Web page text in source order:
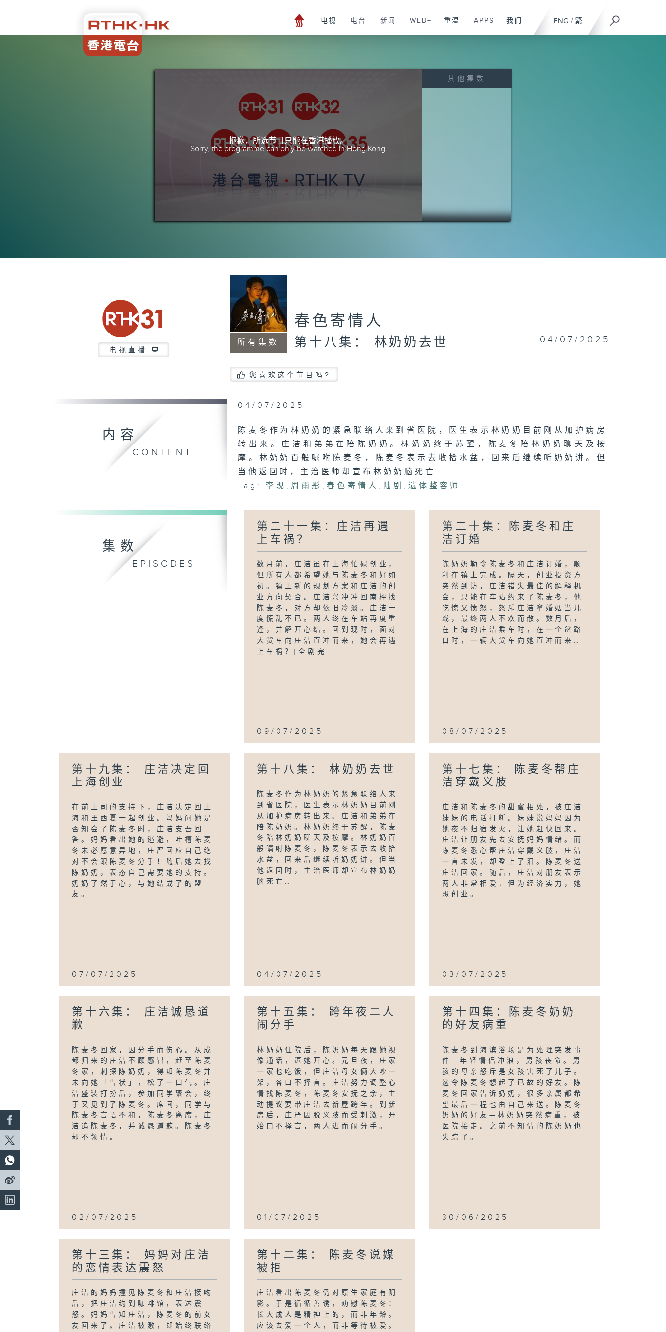
ENG / 繁
电视 电台 新闻 WEB+ 重温 APPS 我们
抱歉，所选节目只能在香港播放。
Sorry, the programme can only be watched in Hong Kong.
其他集数
电视直播
所有集数
春色寄情人
第十八集： 林奶奶去世 04/07/2025
您喜欢这个节目吗?
内容
CONTENT
04/07/2025
陈麦冬作为林奶奶的紧急联络人来到省医院，医生表示林奶奶目前刚从加护病房
转出来。庄洁和弟弟在陪陈奶奶。林奶奶终于苏醒，陈麦冬陪林奶奶聊天及按
摩。林奶奶百般嘱咐陈麦冬，陈麦冬表示去收拾水盆，回来后继续听奶奶讲。但
当他返回时，主治医师却宣布林奶奶脑死亡…
Tag:
李现 , 周雨彤 ,春色寄情人 , 陆剧 ,遗体整容师
集数
EPISODES
第二十一集：庄洁再遇
上车祸？
数月前，庄洁虽在上海忙碌创业，
但所有人都希望她与陈麦冬和好如
初。镇上新的规划方案和庄洁的创
业方向契合。庄洁兴冲冲回南枰找
陈麦冬，对方却依旧冷淡。庄洁一
度慌乱不已。两人终在车站再度重
逢，并解开心结。回到现时，面对
大货车向庄洁直冲而来，她会再遇
上车祸？[全剧完]
09/07/2025
第二十集：陈麦冬和庄
洁订婚
陈奶奶勒令陈麦冬和庄洁订婚，顺
利在镇上完成。隔天，创业投资方
突然到访，庄洁错失最佳的解释机
会，只能在车站约来了陈麦冬，他
吃惊又愤怒，怒斥庄洁拿婚姻当儿
戏，最终两人不欢而散。数月后，
在上海的庄洁乘车时，在一个岔路
口时，一辆大货车向她直冲而来…
08/07/2025
第十九集： 庄洁决定回
上海创业
在前上司的支持下，庄洁决定回上
海和王西夏一起创业。妈妈问她是
否知会了陈麦冬时，庄洁支吾回
答。妈妈看出她的逃避，吐槽陈麦
冬未必愿意异地，庄严回应自己绝
对不会跟陈麦冬分手！随后她去找
陈奶奶，表态自己需要她的支持。
奶奶了然于心，与她结成了的盟
友。
07/07/2025
第十八集： 林奶奶去世
陈麦冬作为林奶奶的紧急联络人来
到省医院，医生表示林奶奶目前刚
从加护病房转出来。庄洁和弟弟在
陪陈奶奶。林奶奶终于苏醒，陈麦
冬陪林奶奶聊天及按摩。林奶奶百
般嘱咐陈麦冬，陈麦冬表示去收拾
水盆，回来后继续听奶奶讲。但当
他返回时，主治医师却宣布林奶奶
脑死亡…
04/07/2025
第十七集： 陈麦冬帮庄
洁穿戴义肢
庄洁和陈麦冬的甜蜜相处，被庄洁
妹妹的电话打断。妹妹说妈妈因为
她夜不归宿发火，让她赶快回来。
庄洁让朋友先去安抚妈妈情绪。而
陈麦冬悉心帮庄洁穿戴义肢，庄洁
一言未发，却盈上了泪。陈麦冬送
庄洁回家。随后，庄洁对朋友表示
两人非常相爱，但为经济实力，她
想创业。
03/07/2025
第十六集： 庄洁诚恳道
歉
陈麦冬回家，因分手而伤心。从成
都归来的庄洁不顾感冒，赶至陈麦
冬家，刺探陈奶奶，得知陈麦冬并
未向她「告状」，松了一口气。庄
洁盛装打扮后，参加同学聚会，终
于又见到了陈麦冬。席间，同学与
陈麦冬言语不和，陈麦冬离席，庄
洁追陈麦冬，并诚恳道歉。陈麦冬
却不领情。
02/07/2025
第十五集： 跨年夜二人
闹分手
林奶奶住院后，陈奶奶每天跟她视
像通话，逗她开心。元旦夜，庄家
一家也吃饭，但庄洁母女俩大吵一
架，各口不择言。庄洁努力调整心
情找陈麦冬，陈麦冬安抚之余，主
动提议要带庄洁去新屋跨年。到新
房后，庄严因脱义肢而受刺激，开
始口不择言，两人进而闹分手。
01/07/2025
第十四集：陈麦冬奶奶
的好友病重
陈麦冬到海滨浴场是为处理突发事
件—年轻情侣冲浪，男孩丧命。男
孩的母亲怒斥是女孩害死了儿子。
这令陈麦冬想起了已故的好友。陈
麦冬回家告诉奶奶，很多亲属都希
望最后一程也由自己来送。陈麦冬
奶奶的好友—林奶奶突然病重，被
医院接走。之前不知情的陈奶奶也
失踪了。
30/06/2025
第十三集： 妈妈对庄洁
的恋情表达震怒
庄洁的妈妈撞见陈麦冬和庄洁接吻
后，把庄洁约到咖啡馆，表达震
怒。妈妈告知庄洁，陈麦冬的前女
友回来了。庄洁被激，却始终联络
第十二集： 陈麦冬说媒
被拒
庄洁看出陈麦冬仍对原生家庭有阴
影。于是循循善诱，劝慰陈麦冬：
长大成人是精神上的，而非年龄。
应该去爱一个人，而非等待被爱。